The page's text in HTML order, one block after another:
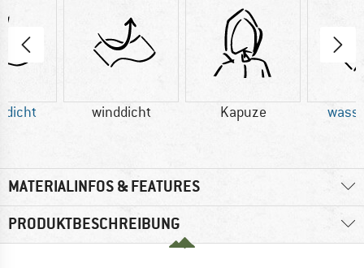
winddicht Kapuze
MATERIALINFOS & FEATURES
PRODUKTBESCHREIBUNG